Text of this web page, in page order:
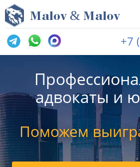
Malov & Malov
+7
адвокаты и
Поможем